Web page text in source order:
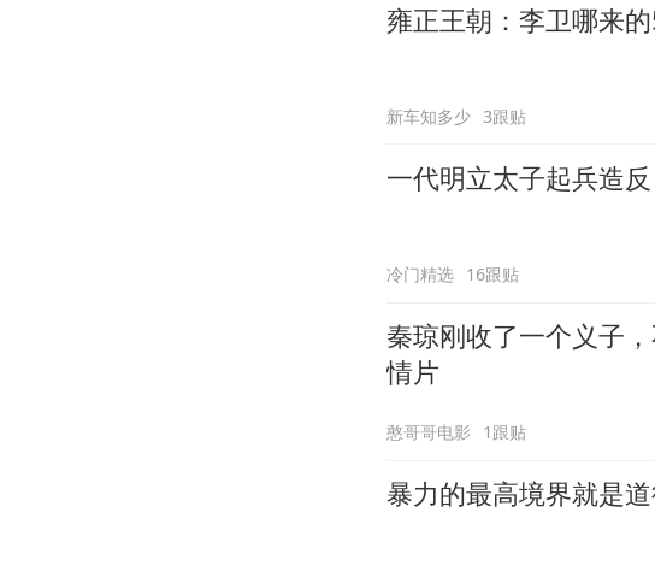
雍正王朝：李卫哪来
新车知多少 3跟贴
一代明立太子起兵造
冷门精选 16跟贴
秦琼刚收了一个义子
情片
憨哥哥电影 1跟贴
暴力的最高境界就是